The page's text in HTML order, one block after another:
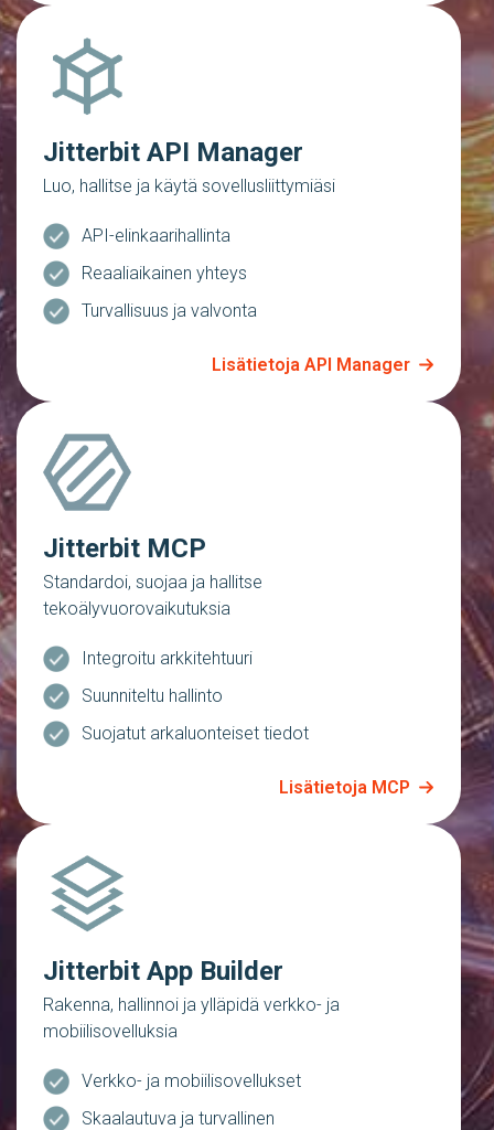
Jitterbit API Manager
Luo, hallitse ja käytä sovellusliittymiäsi
API-elinkaarihallinta
Reaaliaikainen yhteys
Turvallisuus ja valvonta
Lisätietoja API Manager
Jitterbit MCP
Standardoi, suojaa ja hallitse
tekoälyvuorovaikutuksia
Integroitu arkkitehtuuri
Suunniteltu hallinto
Suojatut arkaluonteiset tiedot
Lisätietoja MCP
Jitterbit App Builder
Rakenna, hallinnoi ja ylläpidä verkko- ja
mobiilisovelluksia
Verkko- ja mobiilisovellukset
Skaalautuva ja turvallinen